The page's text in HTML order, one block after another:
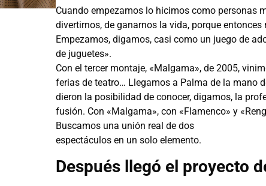
Cuando empezamos lo hicimos como personas
divertirnos, de ganarnos la vida, porque
Empezamos, digamos, casi como un juego de
de juguetes».
Con el tercer montaje, «Malgama», de 2005,
ferias de teatro… Llegamos a Palma de la mano
dieron la posibilidad de conocer, digamos, la
fusión. Con «Malgama», con «Flamenco» y
Buscamos una unión real de dos
espectáculos en un solo elemento.
Después llegó el proyecto